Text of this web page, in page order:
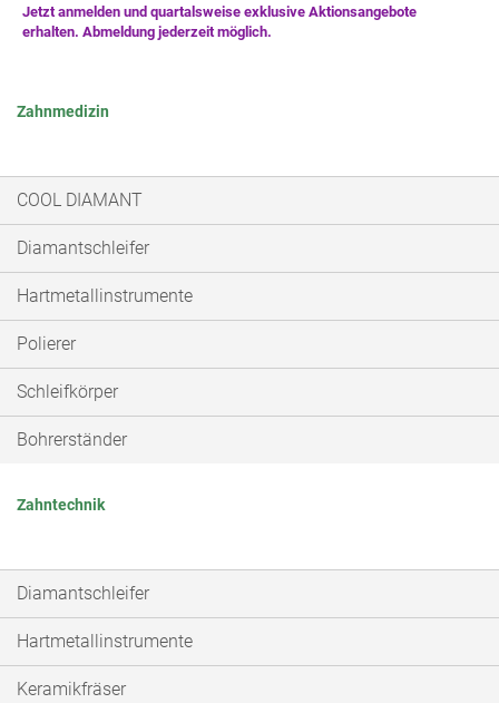
Newsletter:
Zahnmedizin
COOL DIAMANT
Diamantschleifer
Hartmetallinstrumente
Polierer
Schleifkörper
Bohrerständer
Zahntechnik
Diamantschleifer
Hartmetallinstrumente
Keramikfräser